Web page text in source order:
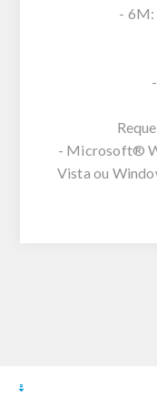
- 6M:
- Microsoft®
Vista ou